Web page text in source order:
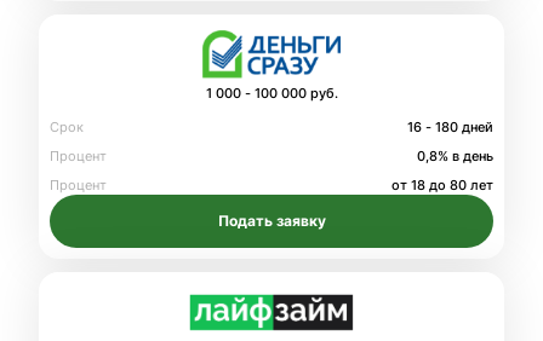
1 000 - 100 000 руб.
Срок
16 - 180 дней
Процент
0,8% в день
Процент
от 18 до 80 лет
Подать заявку